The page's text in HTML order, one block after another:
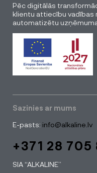
Pēc digitālās
klientu attiecību vadības
automatizētu
Sazinies ar mums
E-pasts: info@alkaline.lv
+371 28 705
SIA “ALKALINE”